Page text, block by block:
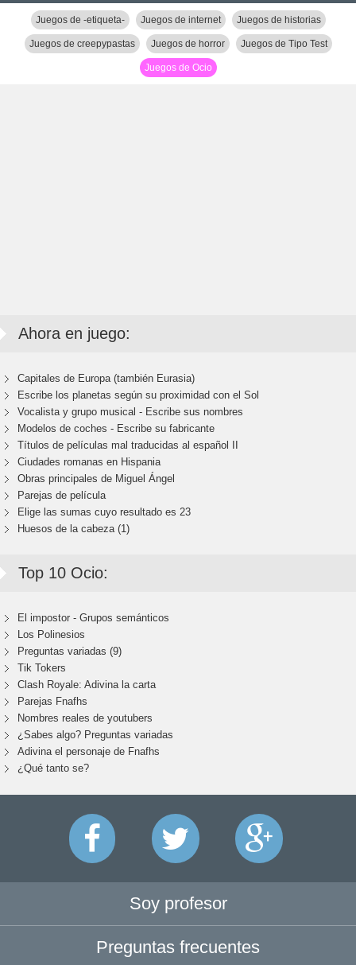
Juegos de -etiqueta- Juegos de internet Juegos de historias
Juegos de creepypastas Juegos de horror Juegos de Tipo Test
Juegos de Ocio
Ahora en juego:
Capitales de Europa (también Eurasia)
Escribe los planetas según su proximidad con el Sol
Vocalista y grupo musical - Escribe sus nombres
Modelos de coches - Escribe su fabricante
Títulos de películas mal traducidas al español II
Ciudades romanas en Hispania
Obras principales de Miguel Ángel
Parejas de película
Elige las sumas cuyo resultado es 23
Huesos de la cabeza (1)
Top 10 Ocio:
El impostor - Grupos semánticos
Los Polinesios
Preguntas variadas (9)
Tik Tokers
Clash Royale: Adivina la carta
Parejas Fnafhs
Nombres reales de youtubers
¿Sabes algo? Preguntas variadas
Adivina el personaje de Fnafhs
¿Qué tanto se?
Soy profesor
Preguntas frecuentes